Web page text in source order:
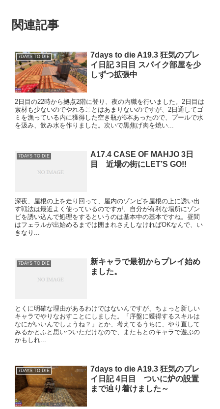
関連記事
7DAYS TO DIE
7days to die A19.3 狂気のプレ
イ日記 3日目 スパイク部屋を少
しずつ拡張中
2日目の22時から拠点2階に登り、夜の内職を行いました。2日目は
素材も少ないのでやれることはあまりないのですが、2日通してゴ
ミを漁っている内に獲得した空き瓶が6本あったので、プールで水
を汲み、飲み水を作りました。次いで黒焦げ肉を焼い...
7DAYS TO DIE
A17.4 CASE OF MAHJO 3日
目 近場の街にLET’S GO!!
深夜、屋根の上を走り回って、屋内のゾンビを屋根の上に誘い出
す戦法は最近よく使っているのですが、自分が有利な場所にゾン
ビを誘い込んで処理をするというのは基本中の基本ですね。昼間
はフェラルが出始めるまでは囲まれさえしなければOKなんで、い
きなり...
7DAYS TO DIE
新キャラで最初からプレイ始め
ました。
とくに明確な理由があるわけではないんですが、ちょっと新しい
キャラでやりなおすことにしました。「序盤に獲得するスキルは
なにがいいんでしょうね？」とか、考えてるうちに、やり直して
みるかとふと思いついただけなので、またもとのキャラで遊ぶの
かもしれ...
7DAYS TO DIE
7days to die A19.3 狂気のプレ
イ日記 4日目 ついに炉の設置
まで辿り着けました～